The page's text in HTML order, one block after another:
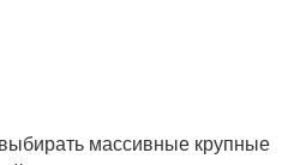
массивные крупные